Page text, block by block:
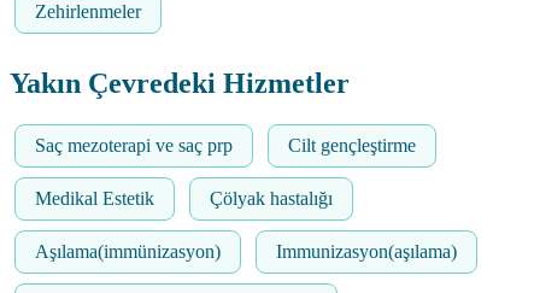
Zehirlenmeler
Yakın Çevredeki Hizmetler
Saç mezoterapi ve saç prp Cilt gençleştirme
Medikal Estetik Çölyak hastalığı
Aşılama(immünizasyon) Immunizasyon(aşılama)